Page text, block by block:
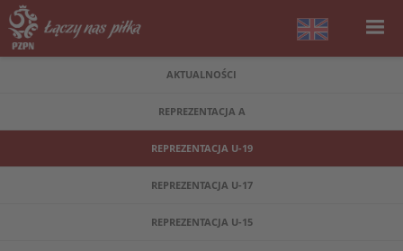
AKTUALNOŚCI
REPREZENTACJA A
REPREZENTACJA U-19
REPREZENTACJA U-17
REPREZENTACJA U-15